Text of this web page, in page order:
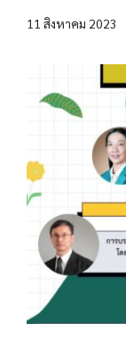
11 สิงหาคม 2023